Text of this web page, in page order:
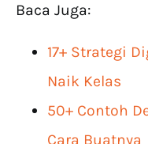
Baca Juga:
17+ Strategi
Naik Kelas
50+ Contoh
Cara Buatnya